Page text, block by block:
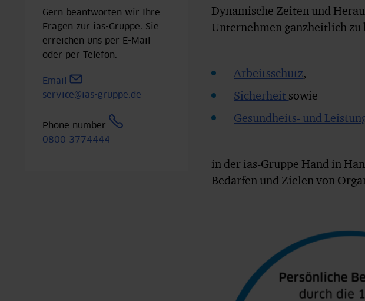
Gern beantworten wir Ihre
Fragen zur ias-Gruppe. Sie
erreichen uns per E-Mail
oder per Telefon.
Email
service@ias-gruppe.de
Phone number
0800 3774444
Dynamische Zeiten und
Unternehmen ganzheitlich
Arbeitsschutz,
Sicherheit sowie
Gesundheits- und
in der ias-Gruppe Hand in
Bedarfen und Zielen von